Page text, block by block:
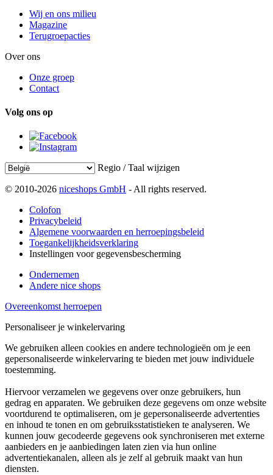
Wij en ons milieu
Magazine
Terugroepacties
Over ons
Onze groep
Contact
Volg ons op
Regio / Taal wijzigen
© 2010-2026 niceshops GmbH - All rights reserved.
Colofon
Privacybeleid
Algemene voorwaarden en herroepingsbeleid
Toegankelijkheidsverklaring
Instellingen voor gegevensbescherming
Ondernemen
Andere nice shops
Overeenkomst herroepen
Personaliseer je winkelervaring
We gebruiken alleen cookies en andere technologieën om je een
gepersonaliseerde winkelervaring te bieden met jouw individuele
toestemming.
Hiervoor verzamelen we gegevens over onze gebruikers, hun
gedrag en apparaten. We gebruiken deze gegevens om onze website
voortdurend te optimaliseren, om je gepersonaliseerde advertenties
en inhoud te tonen en om gebruiksstatistieken te analyseren. We
kunnen jouw gecodeerde gegevens ook synchroniseren met externe
aanbieders en je aanbiedingen laten zien via hun online
advertentiekanalen, alleen als je zelf al gebruik maakt van hun
diensten.